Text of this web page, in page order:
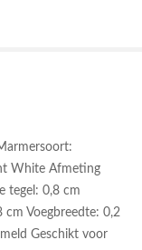
White Afmeting
tegel: 0,8 cm
cm Voegbreedte: 0,2
Geschikt voor